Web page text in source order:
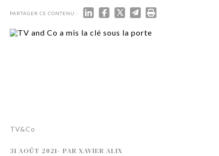
PARTAGER CE CONTENU :
TV&Co
31 AOÛT 2021- PAR XAVIER ALIX